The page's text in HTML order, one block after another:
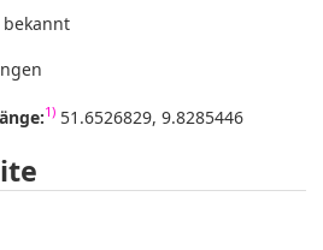
1) 51.6526829, 9.8285446